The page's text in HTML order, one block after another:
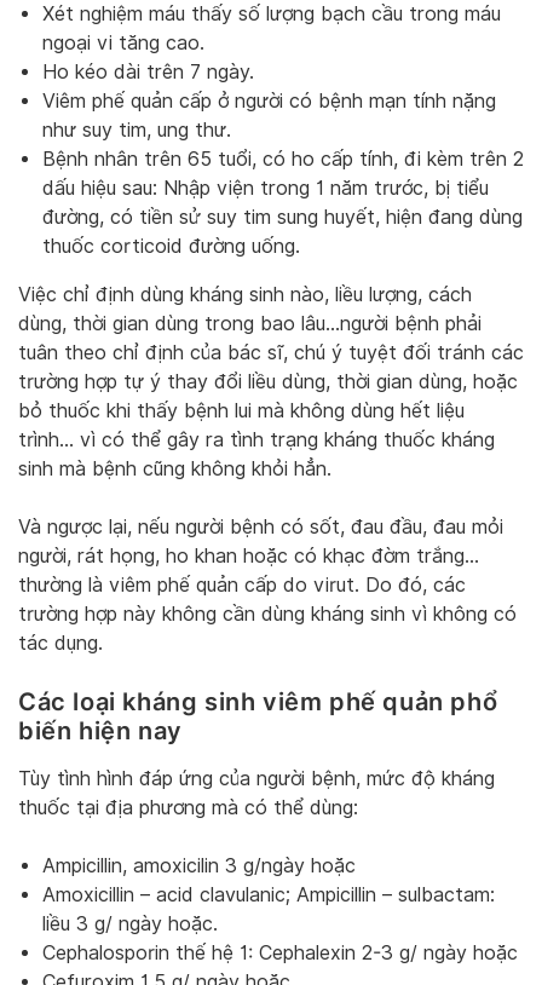
Xét nghiệm máu thấy số lượng bạch cầu trong máu
ngoại vi tăng cao.
Ho kéo dài trên 7 ngày.
Viêm phế quản cấp ở người có bệnh mạn tính nặng
như suy tim, ung thư.
Bệnh nhân trên 65 tuổi, có ho cấp tính, đi kèm trên 2
dấu hiệu sau: Nhập viện trong 1 năm trước, bị tiểu
đường, có tiền sử suy tim sung huyết, hiện đang dùng
thuốc corticoid đường uống.
Việc chỉ định dùng kháng sinh nào, liều lượng, cách
dùng, thời gian dùng trong bao lâu…người bệnh phải
tuân theo chỉ định của bác sĩ, chú ý tuyệt đối tránh các
trường hợp tự ý thay đổi liều dùng, thời gian dùng, hoặc
bỏ thuốc khi thấy bệnh lui mà không dùng hết liệu
trình… vì có thể gây ra tình trạng kháng thuốc kháng
sinh mà bệnh cũng không khỏi hẳn.
Và ngược lại, nếu người bệnh có sốt, đau đầu, đau mỏi
người, rát họng, ho khan hoặc có khạc đờm trắng…
thường là viêm phế quản cấp do virut. Do đó, các
trường hợp này không cần dùng kháng sinh vì không có
tác dụng.
Các loại kháng sinh viêm phế quản phổ
biến hiện nay
Tùy tình hình đáp ứng của người bệnh, mức độ kháng
thuốc tại địa phương mà có thể dùng:
Ampicillin, amoxicilin 3 g/ngày hoặc
Amoxicillin – acid clavulanic; Ampicillin – sulbactam:
liều 3 g/ ngày hoặc.
Cephalosporin thế hệ 1: Cephalexin 2-3 g/ ngày hoặc